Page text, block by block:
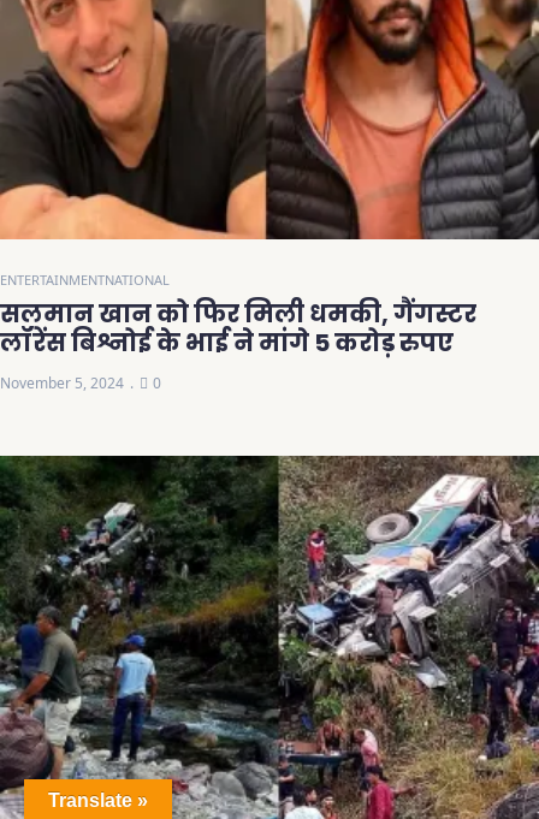
ENTERTAINMENTNATIONAL
सलमान खान को फिर मिली धमकी, गैंगस्टर
लॉरेंस बिश्नोई के भाई ने मांगे 5 करोड़ रुपए
November 5, 2024 0
Translate »